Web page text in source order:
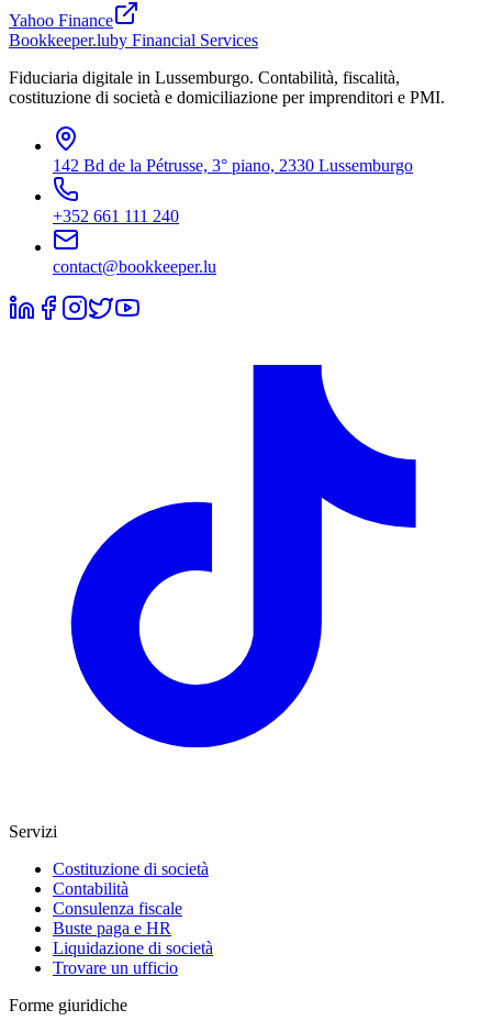
Yahoo Finance
Bookkeeper.luby Financial Services
Fiduciaria digitale in Lussemburgo. Contabilità, fiscalità,
costituzione di società e domiciliazione per imprenditori e PMI.
142 Bd de la Pétrusse, 3° piano, 2330 Lussemburgo
+352 661 111 240
contact@bookkeeper.lu
Servizi
Costituzione di società
Contabilità
Consulenza fiscale
Buste paga e HR
Liquidazione di società
Trovare un ufficio
Forme giuridiche